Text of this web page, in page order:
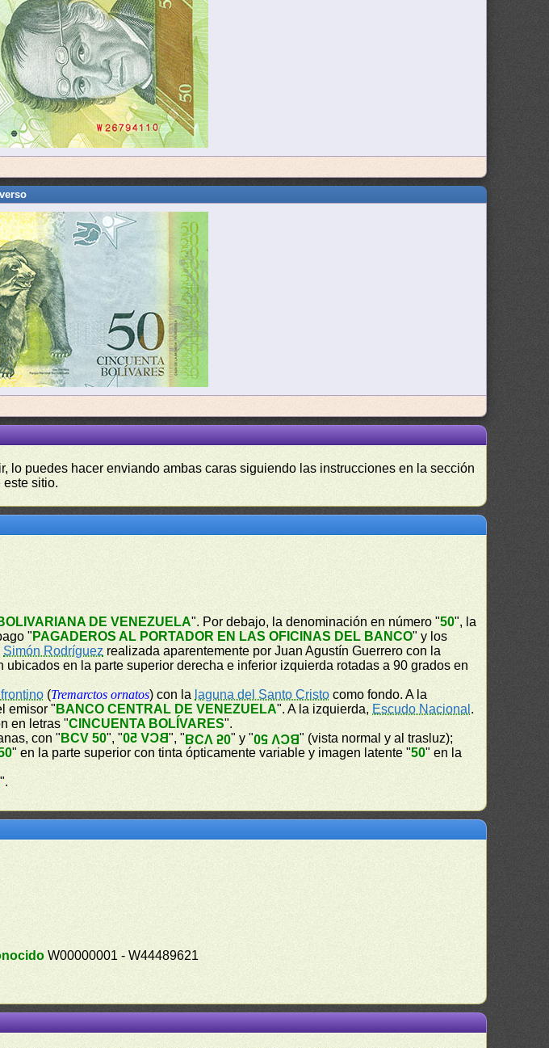
puedes hacer enviando ambas caras siguiendo las instrucciones en la sección
este sitio.
DE VENEZUELA". Por debajo, la denominación en número "50", la
" PAGADEROS AL PORTADOR EN LAS OFICINAS DEL BANCO" y los
Simón Rodríguez realizada aparentemente por Juan Agustín Guerrero con la
en la parte superior derecha e inferior izquierda rotadas a 90 grados en
(Tremarctos ornatos) con la laguna del Santo Cristo como fondo. A la
emisor " BANCO CENTRAL DE VENEZUELA". A la izquierda, Escudo Nacional .
en letras "CINCUENTA BOLÍVARES".
con " BCV 50", "BCV 50", "BCV 50" y "BCV 50" (vista normal y al trasluz);
" en la parte superior con tinta ópticamente variable y imagen latente "50" en la
".
W00000001 - W44489621